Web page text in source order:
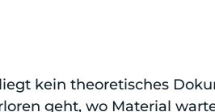
kein theoretisches
geht, wo Material